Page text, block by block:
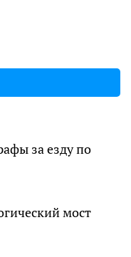
за езду по
мост